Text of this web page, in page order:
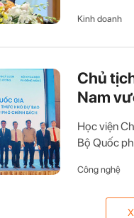
Kinh doanh
Chủ
Nam
Học viện
Bộ Quốc
Công nghệ